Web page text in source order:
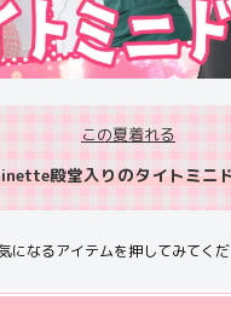
この夏着れる
殿堂入りのタイトミニ
になるアイテムを押してみてく